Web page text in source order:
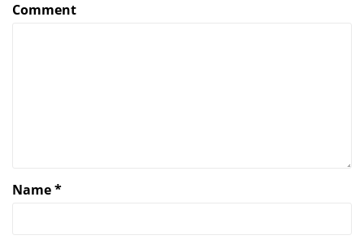
Comment
Name*